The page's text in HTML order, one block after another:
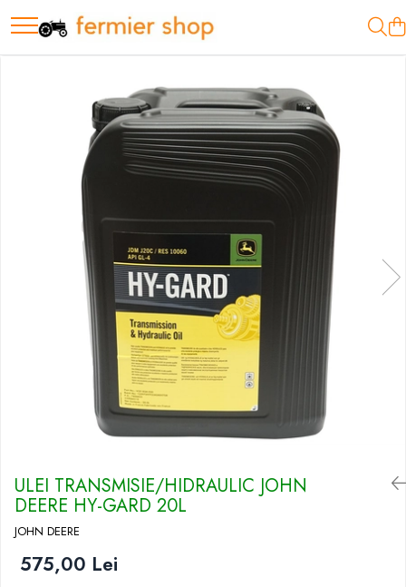
Motopompe
Motopompe Husqvarna
ULEI TRANSMISIE/HIDRAULIC JOHN
DEERE HY-GARD 20L
JOHN DEERE
575,00 Lei